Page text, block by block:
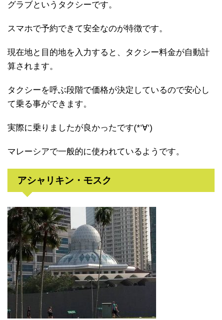
グラブというタクシーです。
スマホで予約できて安全なのが特徴です。
現在地と目的地を入力すると、タクシー料金が自動計
算されます。
タクシーを呼ぶ段階で価格が決定しているので安心し
て乗る事ができます。
実際に乗りましたが良かったです(*‘∀‘)
マレーシアで一般的に使われているようです。
アシャリキン・モスク